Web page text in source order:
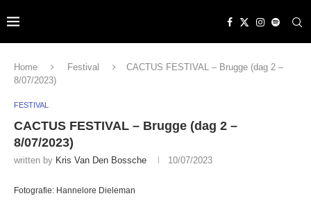
Home Festival
CACTUS FESTIVAL – Brugge (dag 2 –
8/07/2023)
FESTIVAL
CACTUS FESTIVAL – Brugge (dag 2 –
8/07/2023)
written by Kris Van Den Bossche 10/07/2023
Fotografie: Hannelore Dieleman